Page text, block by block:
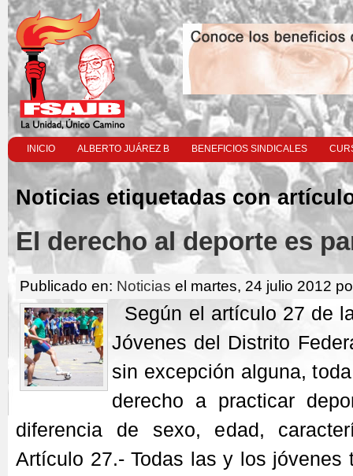
INICIO ALBERTO JUÁREZ B BENEFICIOS SINDICALES
Noticias etiquetadas con
El derecho al deporte es
Publicado en: Noticias el martes, 24 julio 2012
Según el artículo 27 de
Jóvenes del Distrito
sin excepción alguna,
derecho a practicar
diferencia de sexo, edad,
Artículo 27.- Todas las y los jóvenes